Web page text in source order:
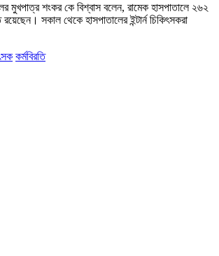
মুখপাত্র শংকর কে বিশ্বাস বলেন, রামেক হাসপাতালে ২৬২
রয়েছেন। সকাল থেকে হাসপাতালের ইন্টার্ন চিকিৎসকরা
কর্মবিরতি